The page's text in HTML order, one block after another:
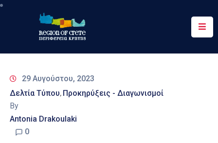
Περιφέρεια
&
Δράσεις
Ψηφιακές
29 Αυγούστου, 2023
Δελτία Τύπου‚ Προκηρύξεις - Διαγωνισμοί
By
Antonia Drakoulaki
0